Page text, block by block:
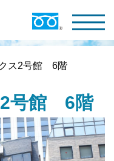
ス2号館 6階
2号館 6階